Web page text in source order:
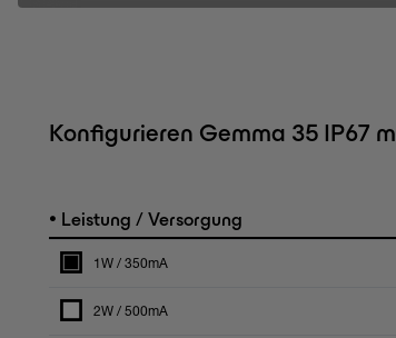
Konfigurieren Gemma 35 IP67 m
• Leistung / Versorgung
1W / 350mA
2W / 500mA